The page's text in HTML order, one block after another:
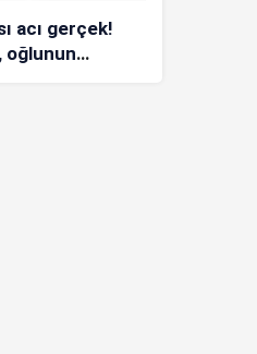
acı gerçek!
oğlunun